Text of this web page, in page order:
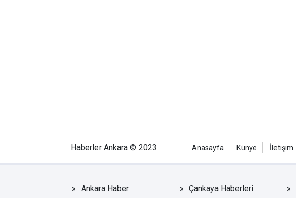
Haberler Ankara © 2023 Anasayfa Künye İletişim
Ankara Haber Çankaya Haberleri